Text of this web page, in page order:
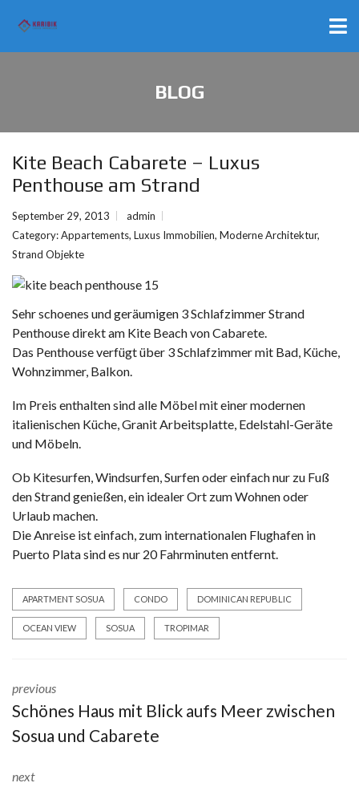
BLOG
Kite Beach Cabarete – Luxus
Penthouse am Strand
September 29, 2013
admin
Category:Appartements, Luxus Immobilien, Moderne Architektur,
Strand Objekte
Sehr schoenes und geräumigen 3 Schlafzimmer Strand
Penthouse direkt am Kite Beach von Cabarete.
Das Penthouse verfügt über 3 Schlafzimmer mit Bad, Küche,
Wohnzimmer, Balkon.
Im Preis enthalten sind alle Möbel mit einer modernen
italienischen Küche, Granit Arbeitsplatte, Edelstahl-Geräte
und Möbeln.
Ob Kitesurfen, Windsurfen, Surfen oder einfach nur zu Fuß
den Strand genießen, ein idealer Ort zum Wohnen oder
Urlaub machen.
Die Anreise ist einfach, zum internationalen Flughafen in
Puerto Plata sind es nur 20 Fahrminuten entfernt.
APARTMENT SOSUA CONDO DOMINICAN REPUBLIC
OCEAN VIEW SOSUA TROPIMAR
previous
Schönes Haus mit Blick aufs Meer zwischen
Sosua und Cabarete
next